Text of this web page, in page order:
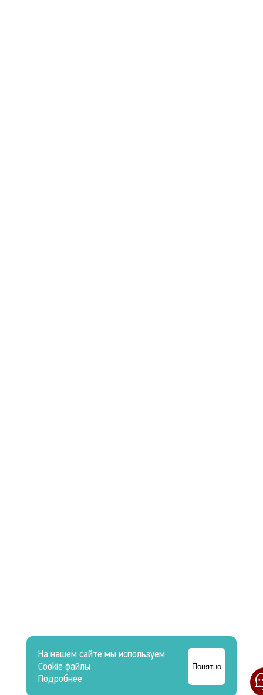
На нашем сайте мы используем
Cookie файлы
Подробнее
Понятно